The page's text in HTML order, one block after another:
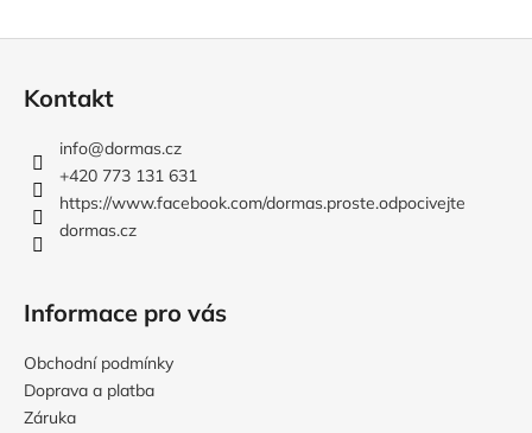
Kontakt
info@dormas.cz
+420 773 131 631
https://www.facebook.com/dormas.proste.odpocivejte
dormas.cz
Informace pro vás
Obchodní podmínky
Doprava a platba
Záruka